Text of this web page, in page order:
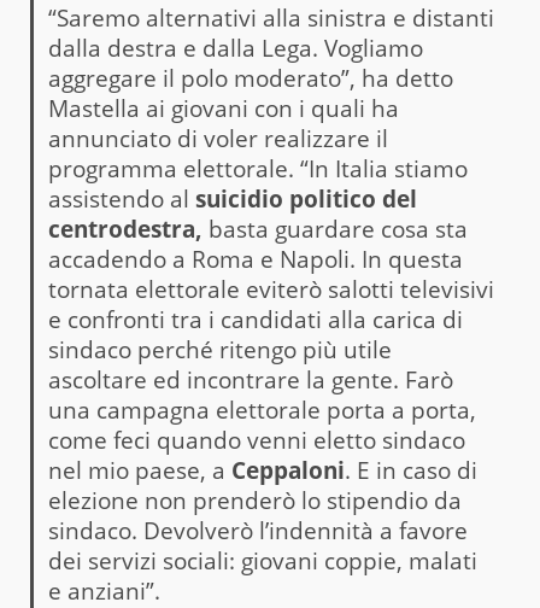
“Saremo alternativi alla sinistra e distanti
dalla destra e dalla Lega. Vogliamo
aggregare il polo moderato”, ha detto
Mastella ai giovani con i quali ha
annunciato di voler realizzare il
programma elettorale. “In Italia stiamo
assistendo al suicidio politico del
centrodestra, basta guardare cosa sta
accadendo a Roma e Napoli. In questa
tornata elettorale eviterò salotti televisivi
e confronti tra i candidati alla carica di
sindaco perché ritengo più utile
ascoltare ed incontrare la gente. Farò
una campagna elettorale porta a porta,
come feci quando venni eletto sindaco
nel mio paese, a Ceppaloni. E in caso di
elezione non prenderò lo stipendio da
sindaco. Devolverò l’indennità a favore
dei servizi sociali: giovani coppie, malati
e anziani”.